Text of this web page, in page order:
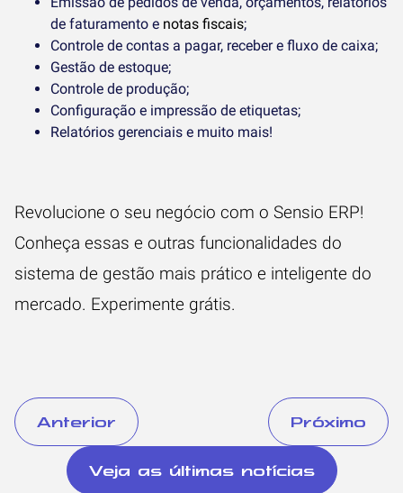
de faturamento e notas fiscais;
Controle de contas a pagar, receber e fluxo de caixa;
Gestão de estoque;
Controle de produção;
Configuração e impressão de etiquetas;
Relatórios gerenciais e muito mais!
Revolucione o seu negócio com o Sensio ERP!
Conheça essas e outras funcionalidades do
sistema de gestão mais prático e inteligente do
mercado. Experimente grátis.
Anterior Próximo
Veja as últimas notícias